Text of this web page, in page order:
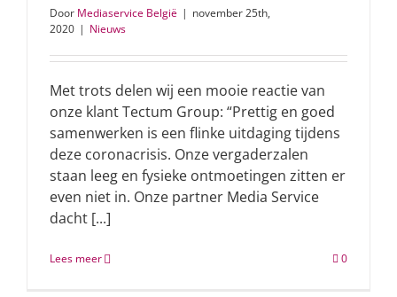
Door Mediaservice België | november 25th,
2020 | Nieuws
Met trots delen wij een mooie reactie van
onze klant Tectum Group: “Prettig en goed
samenwerken is een flinke uitdaging tijdens
deze coronacrisis. Onze vergaderzalen
staan leeg en fysieke ontmoetingen zitten er
even niet in. Onze partner Media Service
dacht [...]
Lees meer 0